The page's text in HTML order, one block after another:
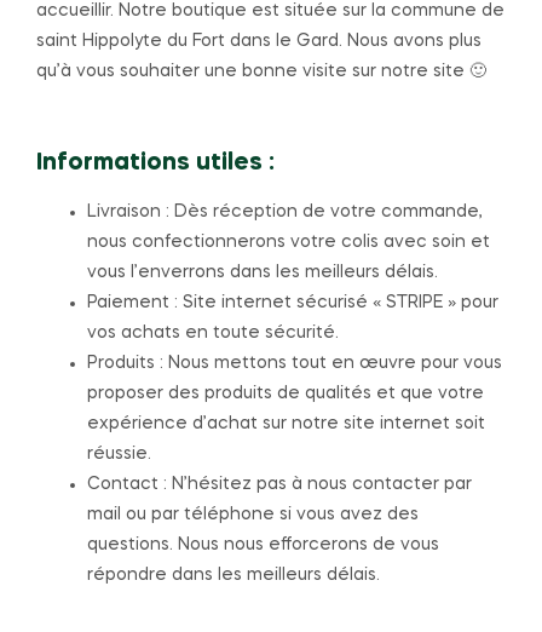
accueillir. Notre boutique est située sur la commune de
saint Hippolyte du Fort dans le Gard. Nous avons plus
qu’à vous souhaiter une bonne visite sur notre site 🙂
Informations utiles :
Livraison : Dès réception de votre commande,
nous confectionnerons votre colis avec soin et
vous l’enverrons dans les meilleurs délais.
Paiement : Site internet sécurisé « STRIPE » pour
vos achats en toute sécurité.
Produits : Nous mettons tout en œuvre pour vous
proposer des produits de qualités et que votre
expérience d’achat sur notre site internet soit
réussie.
Contact : N’hésitez pas à nous contacter par
mail ou par téléphone si vous avez des
questions. Nous nous efforcerons de vous
répondre dans les meilleurs délais.